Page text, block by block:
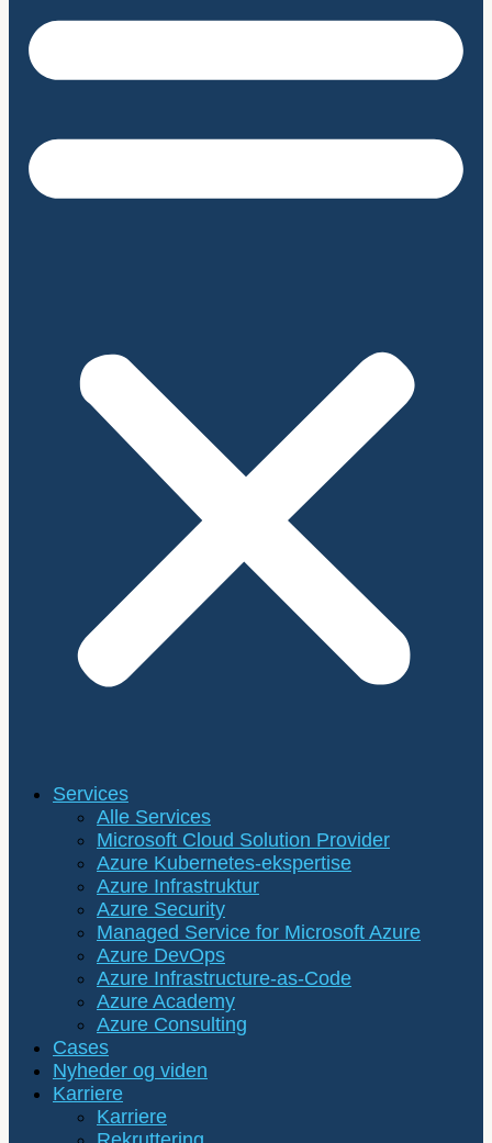
Services
Alle Services
Microsoft Cloud Solution Provider
Azure Kubernetes-ekspertise
Azure Infrastruktur
Azure Security
Managed Service for Microsoft Azure
Azure DevOps
Azure Infrastructure-as-Code
Azure Academy
Azure Consulting
Cases
Nyheder og viden
Karriere
Karriere